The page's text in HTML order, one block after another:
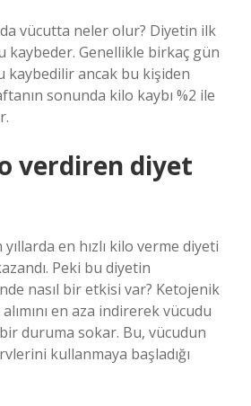
vücutta neler olur? Diyetin ilk
kaybeder. Genellikle birkaç gün
kaybedilir ancak bu kişiden
sonunda kilo kaybı %2 ile
verdiren diyet
en hızlı kilo verme diyeti
Peki bu diyetin
nasıl bir etkisi var? Ketojenik
en aza indirerek vücudu
duruma sokar. Bu, vücudun
kullanmaya başladığı